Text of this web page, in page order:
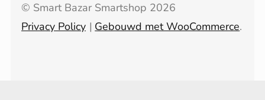
© Smart Bazar Smartshop 2026
Privacy Policy
Gebouwd met WooCommerce.